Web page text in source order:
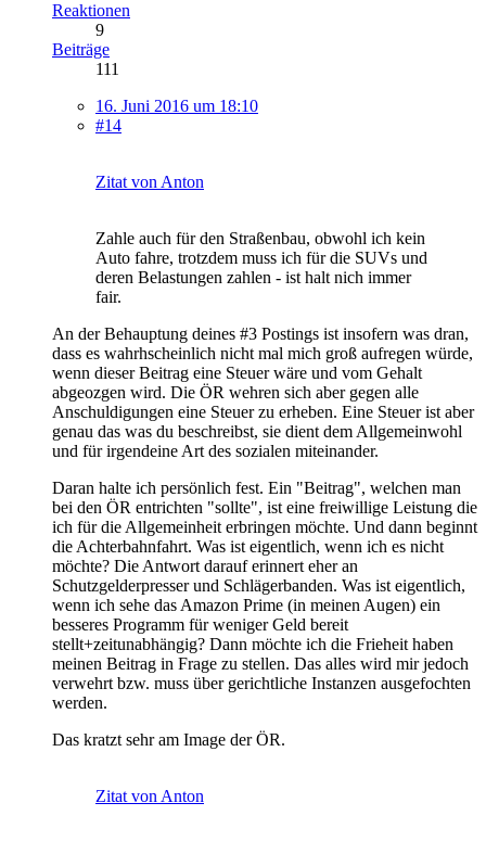
Reaktionen
9
Beiträge
111
16. Juni 2016 um 18:10
#14
Zitat von Anton
Zahle auch für den Straßenbau, obwohl ich kein
Auto fahre, trotzdem muss ich für die SUVs und
deren Belastungen zahlen - ist halt nich immer
fair.
An der Behauptung deines #3 Postings ist insofern was dran,
dass es wahrhscheinlich nicht mal mich groß aufregen würde,
wenn dieser Beitrag eine Steuer wäre und vom Gehalt
abgeozgen wird. Die ÖR wehren sich aber gegen alle
Anschuldigungen eine Steuer zu erheben. Eine Steuer ist aber
genau das was du beschreibst, sie dient dem Allgemeinwohl
und für irgendeine Art des sozialen miteinander.
Daran halte ich persönlich fest. Ein "Beitrag", welchen man
bei den ÖR entrichten "sollte", ist eine freiwillige Leistung die
ich für die Allgemeinheit erbringen möchte. Und dann beginnt
die Achterbahnfahrt. Was ist eigentlich, wenn ich es nicht
möchte? Die Antwort darauf erinnert eher an
Schutzgelderpresser und Schlägerbanden. Was ist eigentlich,
wenn ich sehe das Amazon Prime (in meinen Augen) ein
besseres Programm für weniger Geld bereit
stellt+zeitunabhängig? Dann möchte ich die Frieheit haben
meinen Beitrag in Frage zu stellen. Das alles wird mir jedoch
verwehrt bzw. muss über gerichtliche Instanzen ausgefochten
werden.
Das kratzt sehr am Image der ÖR.
Zitat von Anton